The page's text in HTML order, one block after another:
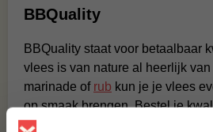
BBQuality
BBQuality staat voor betaalbaar
vlees is van nature al heerlijk
marinade of rub kun je je vlees
op smaak brengen. Bestel je
nog en ervaar de smaak van